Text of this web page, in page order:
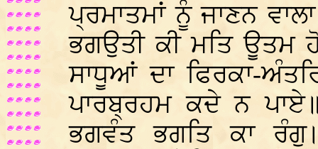
ਪ੍ਰਮਾਤਮਾਂ ਨੂੰ ਜਾਣਨ
ਭਗਉਤੀ ਕੀ ਮਤਿ ਊਤਮ
ਸਾਧੂਆਂ ਦਾ ਫਿਰਕਾ-
ਪਾਰਬ੍ਰਹਮ ਕਦੇ ਨ
ਭਗਵੰਤ ਭਗਤਿ ਕਾ